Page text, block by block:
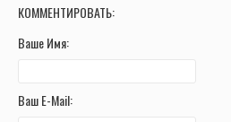
КОММЕНТИРОВАТЬ:
Ваше Имя:
Ваш E-Mail: